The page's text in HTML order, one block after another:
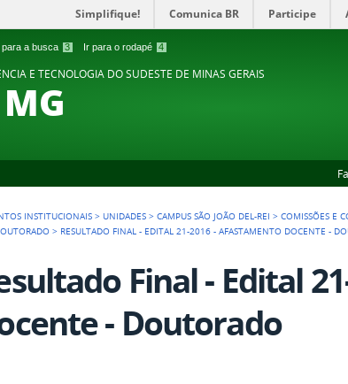
para a busca 3 Ir para o rodapé 4
Simplifique! Comunica BR Participe
E TECNOLOGIA DO SUDESTE DE MINAS GERAIS
INSTITUCIONAIS > UNIDADES >CAMPUS SÃO JOÃO DEL-REI >COMISSÕES E
> RESULTADO FINAL - EDITAL 21-2016 - AFASTAMENTO DOCENTE -
Final - Edital
- Doutorado